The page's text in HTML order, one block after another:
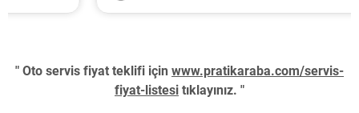
" Oto servis fiyat teklifi için www.pratikaraba.com/servis-
fiyat-listesi tıklayınız. "